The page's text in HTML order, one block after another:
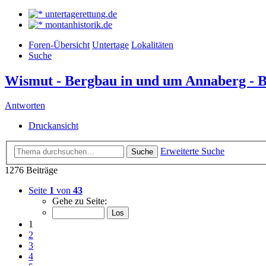
untertagerettung.de
montanhistorik.de
Foren-Übersicht Untertage Lokalitäten
Suche
Wismut - Bergbau in und um Annaberg -
Antworten
Druckansicht
Suche
Erweiterte Suche
1276 Beiträge
Seite 1 von 43
Gehe zu Seite:
1
2
3
4